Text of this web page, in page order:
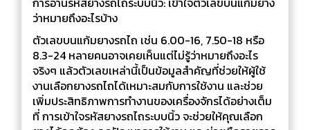
ว่าหมายถึงอะไรบ้าง
ตัวเลขบนแก้มยางรถไถ เช่น 6.00-16, 7.50-18 หรือ
8.3-24 หลายคนอาจเคยเห็นแต่ไม่รู้ว่าหมายถึงอะไร
จริงๆ แล้วตัวเลขเหล่านี้เป็นข้อมูลสำคัญที่ช่วยให้ผู้ใช้
งานเลือกยางรถไถได้เหมาะสมกับการใช้งาน และช่วย
เพิ่มประสิทธิภาพการทำงานของเครื่องจักรได้อย่างเต็ม
ที่ การเข้าใจรหัสยางรถไถระบบนิ้ว จะช่วยให้คุณเลือก